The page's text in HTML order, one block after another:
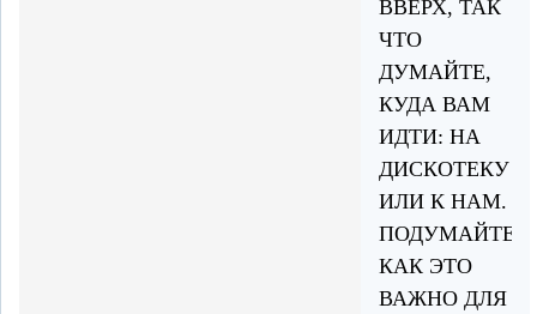
ВВЕРХ, ТАК
ЧТО
ДУМАЙТЕ,
КУДА ВАМ
ИДТИ: НА
ДИСКОТЕКУ
ИЛИ К НАМ.
ПОДУМАЙТЕ,
КАК ЭТО
ВАЖНО ДЛЯ